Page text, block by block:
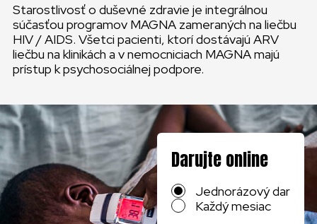
Starostlivosť o duševné zdravie je integrálnou
súčasťou programov MAGNA zameraných na liečbu
HIV / AIDS. Všetci pacienti, ktorí dostávajú ARV
liečbu na klinikách a v nemocniciach MAGNA majú
prístup k psychosociálnej podpore.
Darujte online
Jednorázový dar
Každý mesiac